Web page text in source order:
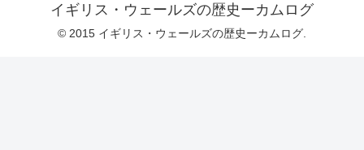
イギリス・ウェールズの歴史ーカムログ
© 2015 イギリス・ウェールズの歴史ーカムログ.